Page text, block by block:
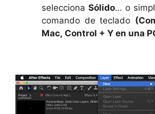
selecciona Sólido… o
comando de teclado
Mac, Control + Y en una